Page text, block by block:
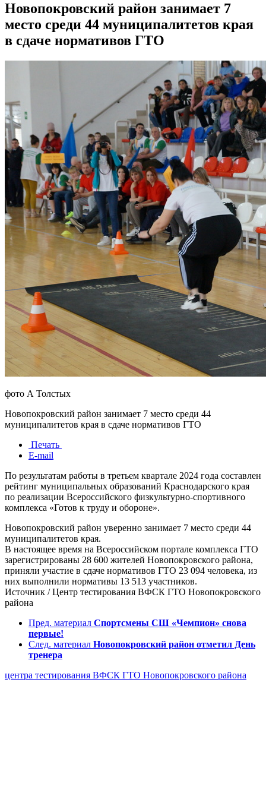
Новопокровский район занимает 7
место среди 44 муниципалитетов края
в сдаче нормативов ГТО
фото А Толстых
Новопокровский район занимает 7 место среди 44
муниципалитетов края в сдаче нормативов ГТО
Печать
E-mail
По результатам работы в третьем квартале 2024 года составлен
рейтинг муниципальных образований Краснодарского края
по реализации Всероссийского физкультурно-спортивного
комплекса «Готов к труду и обороне».
Новопокровский район уверенно занимает 7 место среди 44
муниципалитетов края.
В настоящее время на Всероссийском портале комплекса ГТО
зарегистрированы 28 600 жителей Новопокровского района,
приняли участие в сдаче нормативов ГТО 23 094 человека, из
них выполнили нормативы 13 513 участников.
Источник / Центр тестирования ВФСК ГТО Новопокровского
района
Пред. материал Спортсмены СШ «Чемпион» снова
первые!
След. материал Новопокровский район отметил День
тренера
центра тестирования ВФСК ГТО Новопокровского района